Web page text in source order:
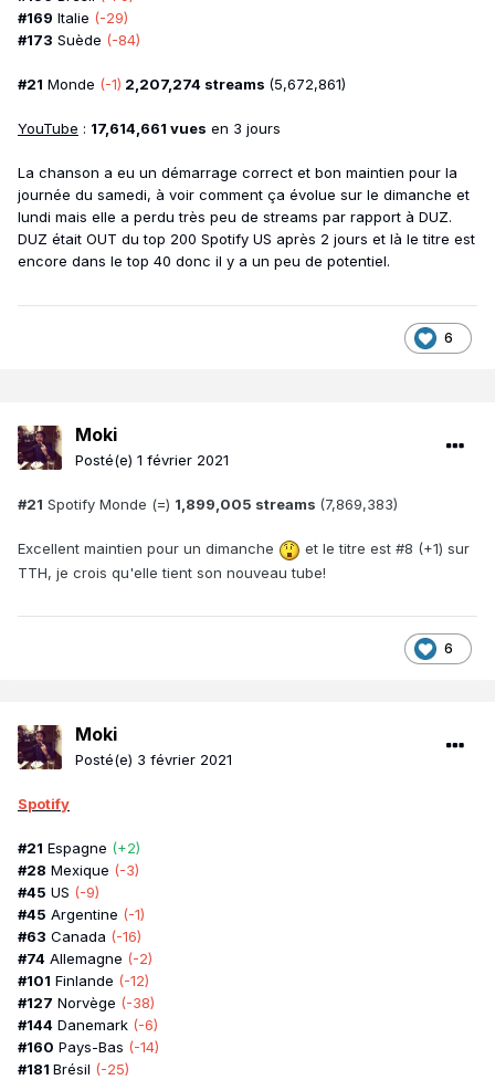
#169 Italie (-29)
#173 Suède (-84)
#21 Monde (-1) 2,207,274 streams (5,672,861)
YouTube : 17,614,661 vues en 3 jours
La chanson a eu un démarrage correct et bon maintien pour la
journée du samedi, à voir comment ça évolue sur le dimanche et
lundi mais elle a perdu très peu de streams par rapport à DUZ.
DUZ était OUT du top 200 Spotify US après 2 jours et là le titre est
encore dans le top 40 donc il y a un peu de potentiel.
6
Moki
Posté(e) 1 février 2021
#21 Spotify Monde (=) 1,899,005 streams (7,869,383)
Excellent maintien pour un dimanche
et le titre est #8 (+1) sur
TTH, je crois qu'elle tient son nouveau tube!
6
Moki
Posté(e) 3 février 2021
Spotify
#21 Espagne (+2)
#28 Mexique (-3)
#45 US (-9)
#45 Argentine (-1)
#63 Canada (-16)
#74 Allemagne (-2)
#101 Finlande (-12)
#127 Norvège (-38)
#144 Danemark (-6)
#160 Pays-Bas (-14)
#181 Brésil (-25)